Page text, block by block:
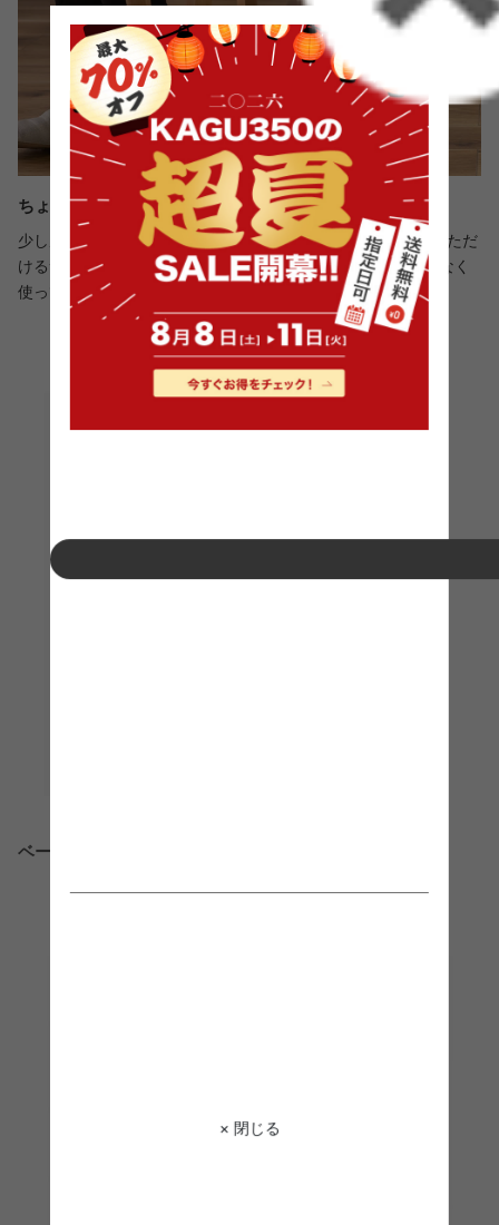
× 閉じる
ちょうどいいサイズ感
少し厚めの座面は、内寸の奥行が43cmとゆったりと座っていただ
けるサイズになっています。背もたれもローバックと圧迫感なく
使っていただけます。
ベージュ